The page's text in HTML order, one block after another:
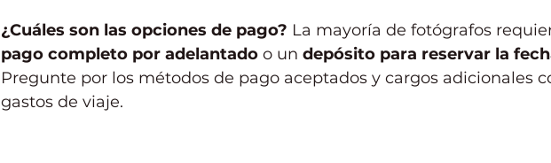
¿Cuáles son las opciones de pago? La mayoría de fotógrafos
pago completo por adelantado o un depósito para reservar la
Pregunte por los métodos de pago aceptados y cargos adicionales
gastos de viaje.